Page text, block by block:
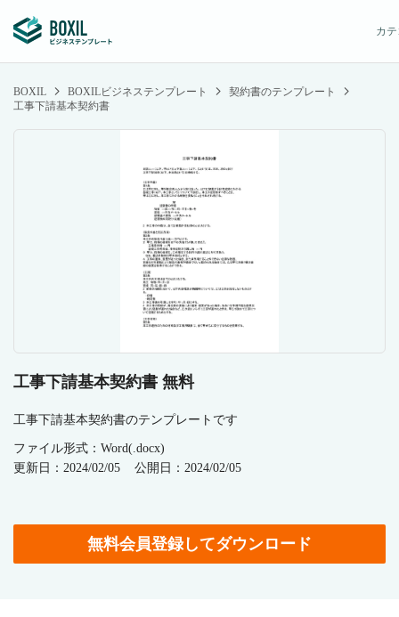
カ
BOXIL BOXILビジネステンプレート
契約書のテンプレート
工事下請基本契約書
工事下請基本契約書 無料
工事下請基本契約書のテンプレートです
ファイル形式：Word(.docx)
更新日：2024/02/05
公開日：2024/02/05
無料会員登録してダウンロード